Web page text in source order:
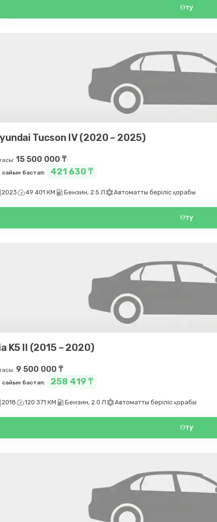
Өту
Tucson IV (2020 – 2025)
15 500 000 ₸
сайын бастап: 421 630 ₸
2023speed49 401 КМ local_gas_stationБензин, 2.5 Л settingsАвтоматты беріліс қорабы
Өту
K5 II (2015 – 2020)
9 500 000 ₸
сайын бастап: 258 419 ₸
2018speed120 371 КМ local_gas_stationБензин, 2.0 Л settingsАвтоматты беріліс қорабы
Өту